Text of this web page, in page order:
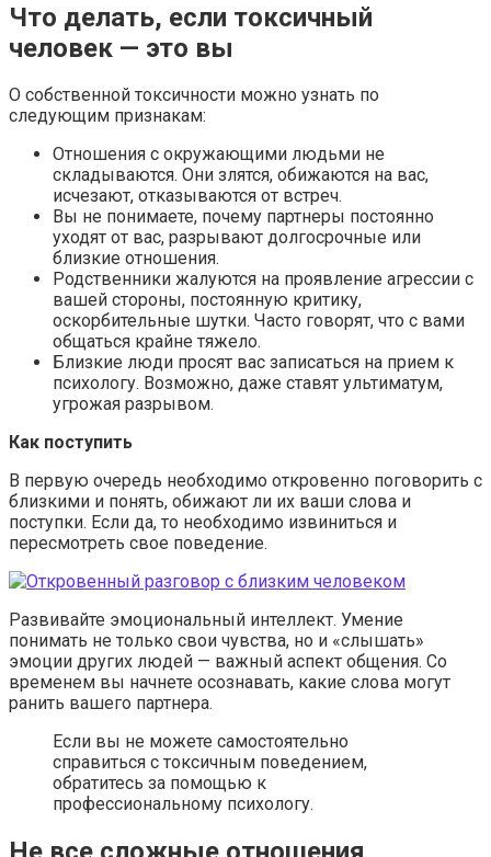
Что делать, если токсичный
человек — это вы
О собственной токсичности можно узнать по
следующим признакам:
Отношения с окружающими людьми не
складываются. Они злятся, обижаются на вас,
исчезают, отказываются от встреч.
Вы не понимаете, почему партнеры постоянно
уходят от вас, разрывают долгосрочные или
близкие отношения.
Родственники жалуются на проявление агрессии с
вашей стороны, постоянную критику,
оскорбительные шутки. Часто говорят, что с вами
общаться крайне тяжело.
Близкие люди просят вас записаться на прием к
психологу. Возможно, даже ставят ультиматум,
угрожая разрывом.
Как поступить
В первую очередь необходимо откровенно поговорить с
близкими и понять, обижают ли их ваши слова и
поступки. Если да, то необходимо извиниться и
пересмотреть свое поведение.
Развивайте эмоциональный интеллект. Умение
понимать не только свои чувства, но и «слышать»
эмоции других людей — важный аспект общения. Со
временем вы начнете осознавать, какие слова могут
ранить вашего партнера.
Если вы не можете самостоятельно
справиться с токсичным поведением,
обратитесь за помощью к
профессиональному психологу.